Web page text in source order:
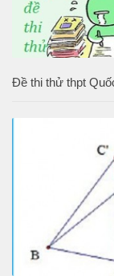
Đề thi thử thpt